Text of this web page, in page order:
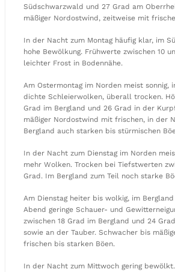
Südschwarzwald und 27 Grad am
mäßiger Nordostwind, zeitweise mit
In der Nacht zum Montag häufig klar, im
hohe Bewölkung. Frühwerte zwischen 10
leichter Frost in Bodennähe.
Am Ostermontag im Norden meist sonnig,
dichte Schleierwolken, überall trocken.
Grad im Bergland und 26 Grad in der
mäßiger Nordostwind mit frischen, in der
Bergland auch starken bis stürmischen
In der Nacht zum Dienstag im Norden
mehr Wolken. Trocken bei Tiefstwerten
Grad. Im Bergland zum Teil noch starke
Am Dienstag heiter bis wolkig, im
Abend geringe Schauer- und
zwischen 18 Grad im Bergland und 24
sowie an der Tauber. Schwacher bis
frischen bis starken Böen.
In der Nacht zum Mittwoch gering